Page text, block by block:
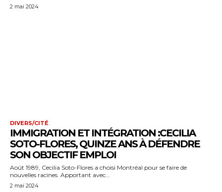
2 mai 2024
DIVERS/CITÉ
IMMIGRATION ET INTÉGRATION :CECILIA
SOTO-FLORES, QUINZE ANS À DÉFENDRE
SON OBJECTIF EMPLOI
Août 1989, Cecilia Soto-Flores a choisi Montréal pour se faire de
nouvelles racines. Apportant avec...
2 mai 2024